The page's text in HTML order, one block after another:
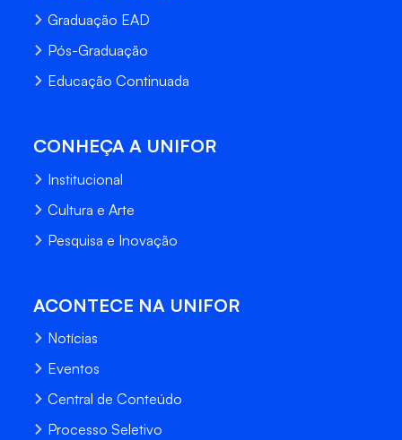
Graduação EAD
Pós-Graduação
Educação Continuada
CONHEÇA A UNIFOR
Institucional
Cultura e Arte
Pesquisa e Inovação
ACONTECE NA UNIFOR
Notícias
Eventos
Central de Conteúdo
Processo Seletivo